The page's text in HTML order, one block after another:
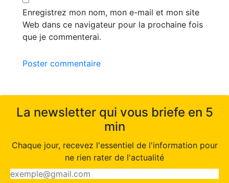
Enregistrez mon nom, mon e-mail et mon site
Web dans ce navigateur pour la prochaine fois
que je commenterai.
Poster commentaire
La newsletter qui vous briefe en 5
min
Chaque jour, recevez l'essentiel de l'information pour
ne rien rater de l'actualité